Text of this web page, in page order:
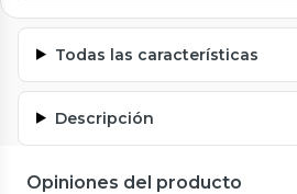
Todas las características
Descripción
Opiniones del producto